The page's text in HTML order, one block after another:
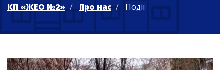
КП «ЖЕО №2» Про нас Події